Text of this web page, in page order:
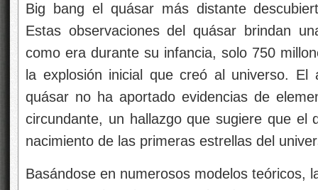
Big bang el quásar más distante
Estas observaciones del quásar brindan
como era durante su infancia, solo 750
la explosión inicial que creó al universo.
quásar no ha aportado evidencias de
circundante, un hallazgo que sugiere que el
nacimiento de las primeras estrellas del
Basándose en numerosos modelos teóricos,